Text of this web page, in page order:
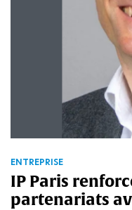
ENTREPRISE
IP Paris
partenariats